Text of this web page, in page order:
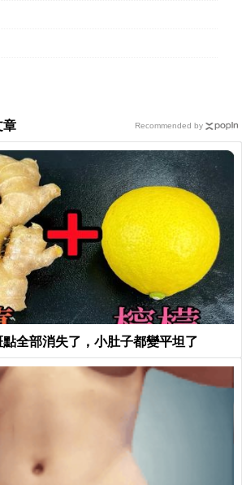
章
全部消失了，小肚子都變平坦了
Recommended by